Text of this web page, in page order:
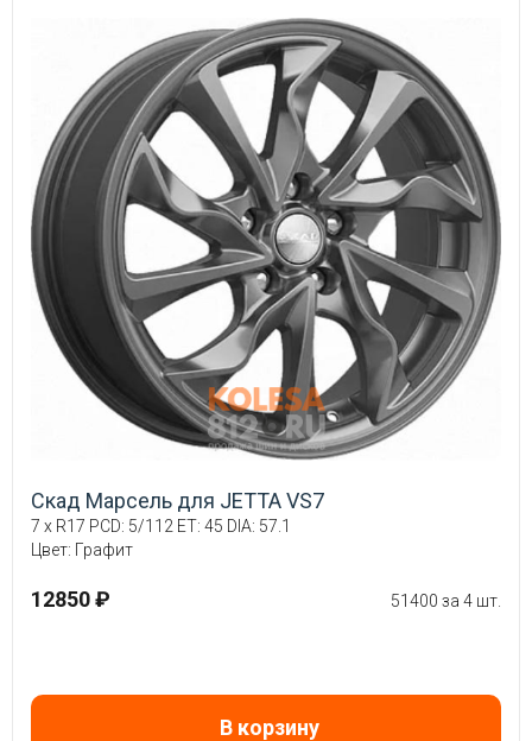
Скад Марсель для JETTA VS7
7 x R17 PCD: 5/112 ET: 45 DIA: 57.1
Цвет: Графит
12850 ₽ 51400 за 4 шт.
В корзину